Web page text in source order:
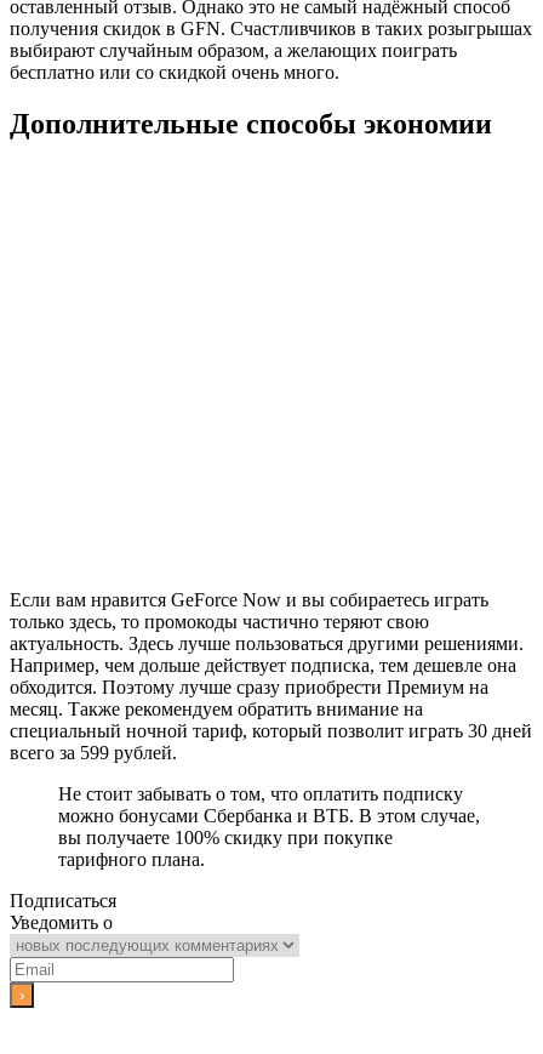
оставленный отзыв. Однако это не самый надёжный способ
получения скидок в GFN. Счастливчиков в таких розыгрышах
выбирают случайным образом, а желающих поиграть
бесплатно или со скидкой очень много.
Дополнительные способы экономии
Если вам нравится GeForce Now и вы собираетесь играть
только здесь, то промокоды частично теряют свою
актуальность. Здесь лучше пользоваться другими решениями.
Например, чем дольше действует подписка, тем дешевле она
обходится. Поэтому лучше сразу приобрести Премиум на
месяц. Также рекомендуем обратить внимание на
специальный ночной тариф, который позволит играть 30 дней
всего за 599 рублей.
Не стоит забывать о том, что оплатить подписку
можно бонусами Сбербанка и ВТБ. В этом случае,
вы получаете 100% скидку при покупке
тарифного плана.
Подписаться
Уведомить о